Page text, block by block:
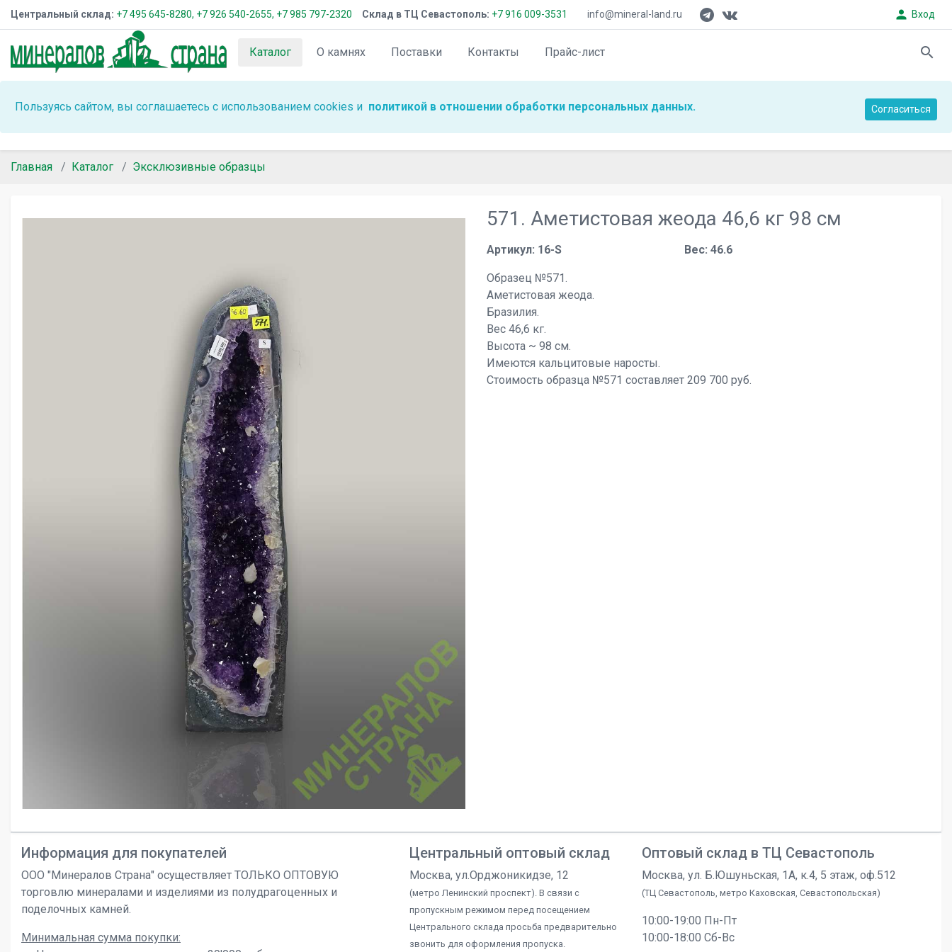
Центральный склад: +7 495 645-8280, +7 926 540-2655, +7 985 797-2320 Склад в ТЦ Севастополь: +7 916 009-3531 info@mineral-land.ru person Вход
Каталог О камнях Поставки Контакты Прайс-лист search
Пользуясь сайтом, вы соглашаетесь с использованием cookies и политикой в отношении обработки персональных данных. Согласиться
Главная Каталог Эксклюзивные образцы
571. Аметистовая жеода 46,6 кг 98 см
Артикул: 16-S Вес: 46.6
Образец №571.
Аметистовая жеода.
Бразилия.
Вес 46,6 кг.
Высота ~ 98 см.
Имеются кальцитовые наросты.
Стоимость образца №571 составляет 209 700 руб.
Информация для покупателей
ООО "Минералов Страна" осуществляет ТОЛЬКО ОПТОВУЮ
торговлю минералами и изделиями из полудрагоценных и
поделочных камней.
Минимальная сумма покупки:
Центральный оптовый склад
Москва, ул.Орджоникидзе, 12
(метро Ленинский проспект). В связи с
пропускным режимом перед посещением
Центрального склада просьба предварительно
звонить для оформления пропуска.
Оптовый склад в ТЦ Севастополь
Москва, ул. Б.Юшуньская, 1А, к.4, 5 этаж, оф.512
(ТЦ Севастополь, метро Каховская, Севастопольская)
10:00-19:00 Пн-Пт
10:00-18:00 Сб-Вс